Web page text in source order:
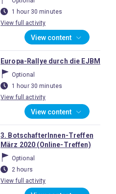
1 hour 30 minutes
View full activity
View content
Europa-Rallye durch die EJBM
Optional
1 hour 30 minutes
View full activity
View content
3. BotschafterInnen-Treffen
März 2020 (Online-Treffen)
Optional
2 hours
View full activity